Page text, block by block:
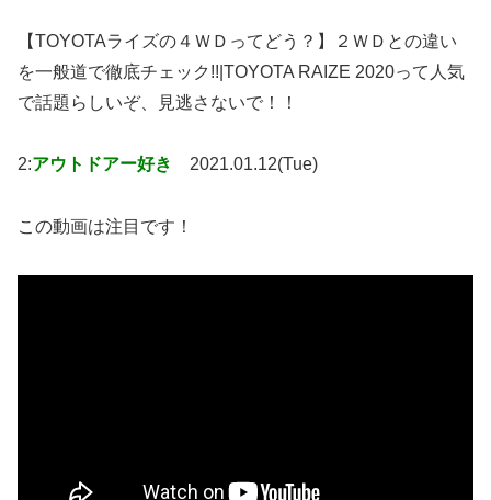
【TOYOTAライズの４ＷＤってどう？】２ＷＤとの違い
を一般道で徹底チェック!!|TOYOTA RAIZE 2020って人気
で話題らしいぞ、見逃さないで！！
2:アウトドアー好き 2021.01.12(Tue)
この動画は注目です！